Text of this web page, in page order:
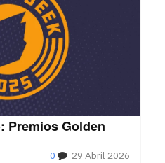
Premios Golden
29 Abril 2026
0